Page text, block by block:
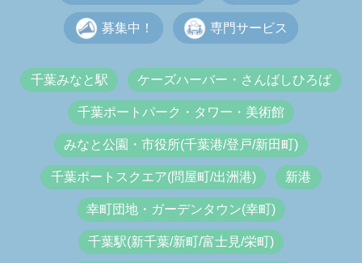
募集中！ 専門サービス
千葉みなと駅 ケーズハーバー・さんばしひろば
千葉ポートパーク・タワー・美術館
みなと公園・市役所(千葉港/登戸/新田町)
千葉ポートスクエア(問屋町/出洲港) 新港
幸町団地・ガーデンタウン(幸町)
千葉駅(新千葉/新町/富士見/栄町)